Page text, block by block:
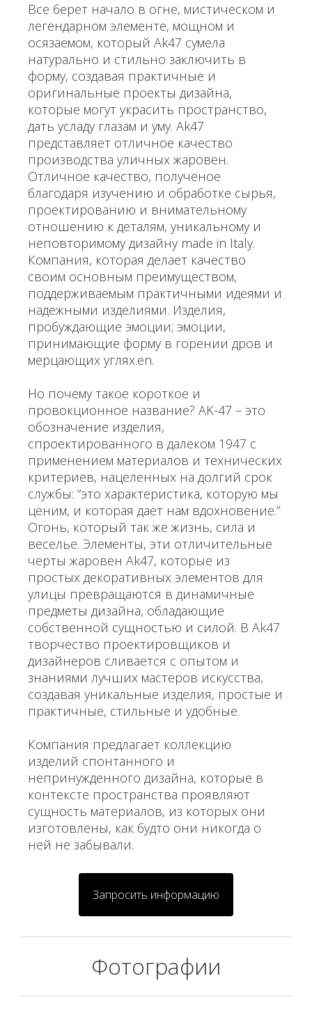
Все берет начало в огне, мистическом и
легендарном элементе, мощном и
осязаемом, который Ak47 сумела
натурально и стильно заключить в
форму, создавая практичные и
оригинальные проекты дизайна,
которые могут украсить пространство,
дать усладу глазам и уму. Ak47
представляет отличное качество
производства уличных жаровен.
Отличное качество, полученое
благодаря изучению и обработке сырья,
проектированию и внимательному
отношению к деталям, уникальному и
неповторимому дизайну made in Italy.
Компания, которая делает качество
своим основным преимуществом,
поддерживаемым практичными идеями и
надежными изделиями. Изделия,
пробуждающие эмоции; эмоции,
принимающие форму в горении дров и
мерцающих углях.en.
Но почему такое короткое и
провокционное название? AK-47 – это
обозначение изделия,
спроектированного в далеком 1947 с
применением материалов и технических
критериев, нацеленных на долгий срок
службы: “это характеристика, которую мы
ценим, и которая дает нам вдохновение.”
Огонь, который так же жизнь, сила и
веселье. Элементы, эти отличительные
черты жаровен Ak47, которые из
простых декоративных элементов для
улицы превращаются в динамичные
предметы дизайна, обладающие
собственной сущностью и силой. В Ak47
творчество проектировщиков и
дизайнеров сливается с опытом и
знаниями лучших мастеров искусства,
создавая уникальные изделия, простые и
практичные, стильные и удобные.
Компания предлагает коллекцию
изделий спонтанного и
непринужденного дизайна, которые в
контексте пространства проявляют
сущность материалов, из которых они
изготовлены, как будто они никогда о
ней не забывали.
Запросить информацию
Фотографии